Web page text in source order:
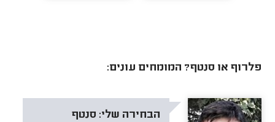
פלרוף או סנטף? המומחים עונים:
הבחירה שלי: סנטף